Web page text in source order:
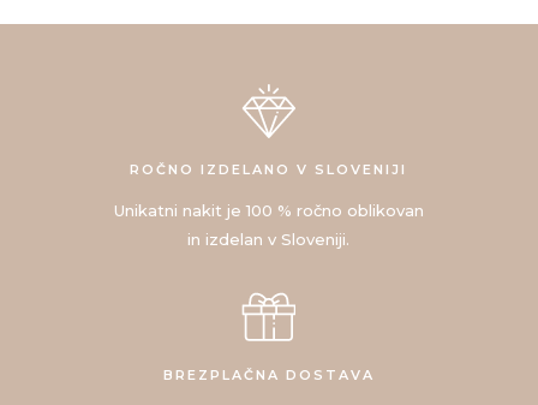
ROČNO IZDELANO V SLOVENIJI
Unikatni nakit je 100 % ročno oblikovan
in izdelan v Sloveniji.
BREZPLAČNA DOSTAVA